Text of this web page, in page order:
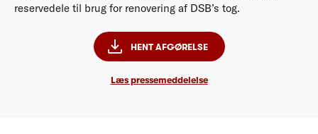
reservedele til brug for renovering af DSB’s tog.
HENT AFGØRELSE
Læs pressemeddelelse